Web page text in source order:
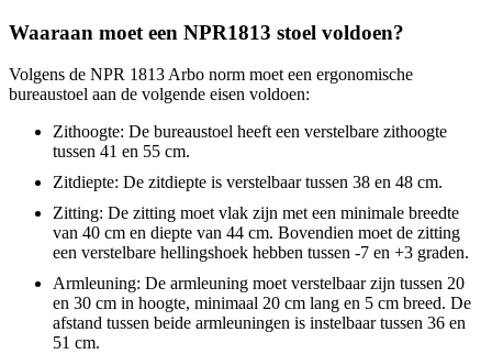
Waaraan moet een NPR1813 stoel voldoen?
Volgens de NPR 1813 Arbo norm moet een ergonomische
bureaustoel aan de volgende eisen voldoen:
Zithoogte: De bureaustoel heeft een verstelbare zithoogte
tussen 41 en 55 cm.
Zitdiepte: De zitdiepte is verstelbaar tussen 38 en 48 cm.
Zitting: De zitting moet vlak zijn met een minimale breedte
van 40 cm en diepte van 44 cm. Bovendien moet de zitting
een verstelbare hellingshoek hebben tussen -7 en +3 graden.
Armleuning: De armleuning moet verstelbaar zijn tussen 20
en 30 cm in hoogte, minimaal 20 cm lang en 5 cm breed. De
afstand tussen beide armleuningen is instelbaar tussen 36 en
51 cm.